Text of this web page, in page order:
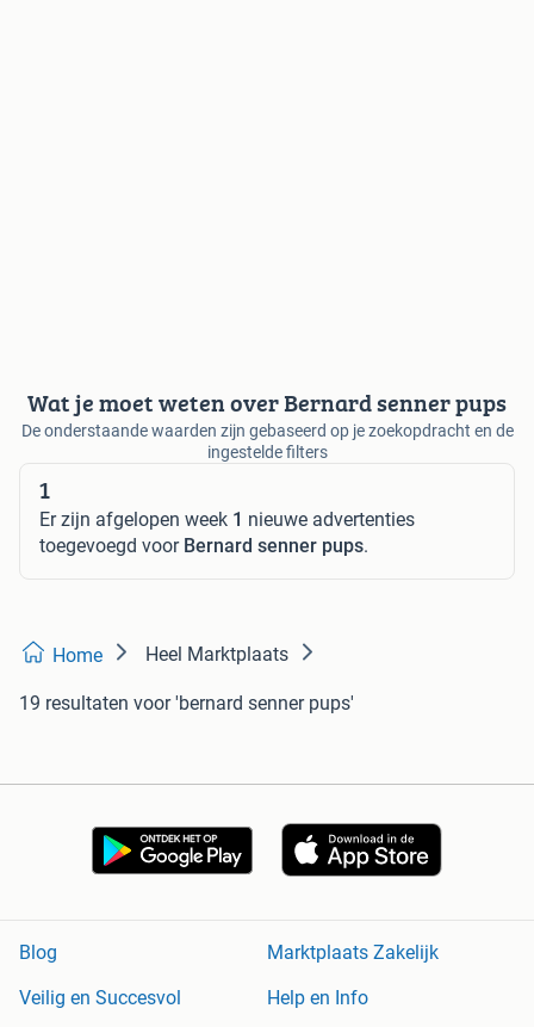
Wat je moet weten over Bernard senner pups
De onderstaande waarden zijn gebaseerd op je zoekopdracht en de
ingestelde filters
1
Er zijn afgelopen week 1 nieuwe advertenties
toegevoegd voor Bernard senner pups.
Home Heel Marktplaats
19 resultaten voor 'bernard senner pups'
Blog
Marktplaats Zakelijk
Veilig en Succesvol
Help en Info